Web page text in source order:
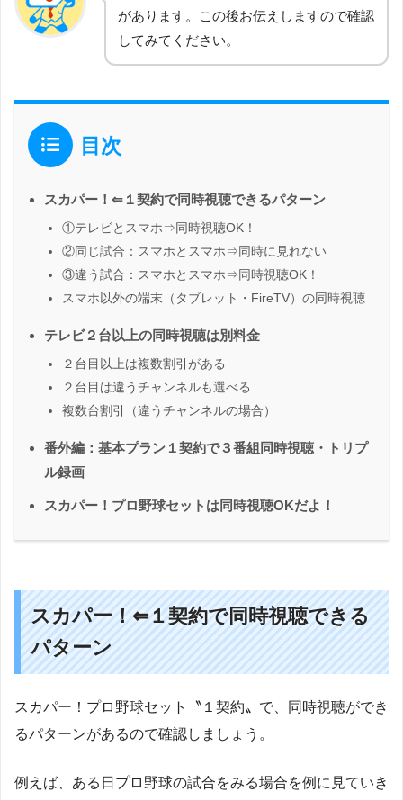
があります。この後お伝えしますので確認
してみてください。
目次
スカパー！⇐１契約で同時視聴できるパターン
①テレビとスマホ⇒同時視聴OK！
②同じ試合：スマホとスマホ⇒同時に見れない
③違う試合：スマホとスマホ⇒同時視聴OK！
スマホ以外の端末（タブレット・FireTV）の同時視聴
テレビ２台以上の同時視聴は別料金
２台目以上は複数割引がある
２台目は違うチャンネルも選べる
複数台割引（違うチャンネルの場合）
番外編：基本プラン１契約で３番組同時視聴・トリプ
ル録画
スカパー！プロ野球セットは同時視聴OKだよ！
スカパー！⇐１契約で同時視聴できる
パターン
スカパー！プロ野球セット〝１契約〟で、同時視聴ができ
るパターンがあるので確認しましょう。
例えば、ある日プロ野球の試合をみる場合を例に見ていき